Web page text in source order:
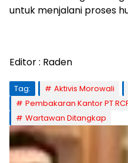
untuk menjalani proses
Editor : Raden
Tag: Aktivis Morowali
Pembakaran Kantor PT
Wartawan Ditangkap